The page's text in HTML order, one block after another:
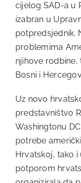
cijelog SAD-a u
izabran u
potpredsjednik.
problemima
njihove rodbine,
Bosni i
Uz novo
predstavništvo
Washingtonu
potrebe
Hrvatskoj, tako i
potporom